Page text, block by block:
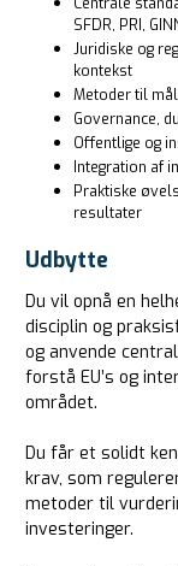
SFDR, PRI,
Juridiske og
kontekst
Metoder til
Governance,
Offentlige og
Integration af
Praktiske
resultater
Udbytte
Du vil opnå en
disciplin og
og anvende
forstå EU’s og
området.
Du får et solidt
krav, som
metoder til
investeringer.